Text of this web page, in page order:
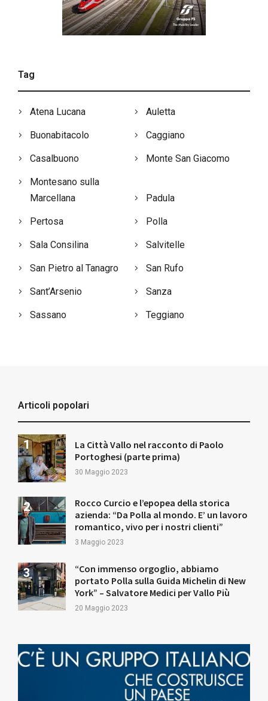
Tag
Atena Lucana Auletta
Buonabitacolo Caggiano
Casalbuono Monte San Giacomo
Montesano sulla
Marcellana
Padula
Pertosa Polla
Sala Consilina Salvitelle
San Pietro al Tanagro San Rufo
Sant’Arsenio Sanza
Sassano Teggiano
Articoli popolari
La Città Vallo nel racconto di Paolo
Portoghesi (parte prima)
30 Maggio 2023
Rocco Curcio e l’epopea della storica
azienda: “Da Polla al mondo. E’ un lavoro
romantico, vivo per i nostri clienti”
3 Maggio 2023
“Con immenso orgoglio, abbiamo
portato Polla sulla Guida Michelin di New
York” – Salvatore Medici per Vallo Più
20 Maggio 2023